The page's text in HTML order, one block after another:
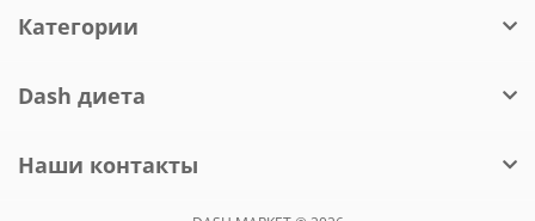
Категории
Dash диета
Наши контакты